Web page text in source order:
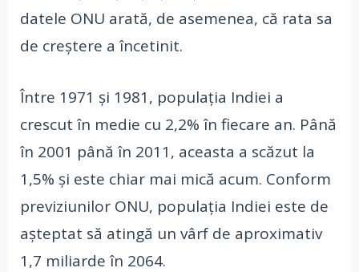
datele ONU arată, de asemenea, că rata sa
de creștere a încetinit.
Între 1971 și 1981, populația Indiei a
crescut în medie cu 2,2% în fiecare an. Până
în 2001 până în 2011, aceasta a scăzut la
1,5% și este chiar mai mică acum. Conform
previziunilor ONU, populația Indiei este de
așteptat să atingă un vârf de aproximativ
1,7 miliarde în 2064.